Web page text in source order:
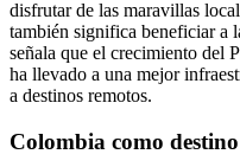
disfrutar de las maravillas
también significa beneficiar a
señala que el crecimiento del
ha llevado a una mejor
a destinos remotos.
Colombia como